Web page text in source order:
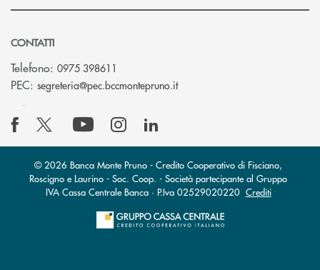
CONTATTI
Telefono: 0975 398611
PEC: segreteria@pec.bccmontepruno.it(si apre l’app di posta
© 2026 Banca Monte Pruno - Credito Cooperativo di Fisciano,
Roscigno e Laurino - Soc. Coop. - Società partecipante al Gruppo
IVA Cassa Centrale Banca · P.Iva 02529020220 Crediti